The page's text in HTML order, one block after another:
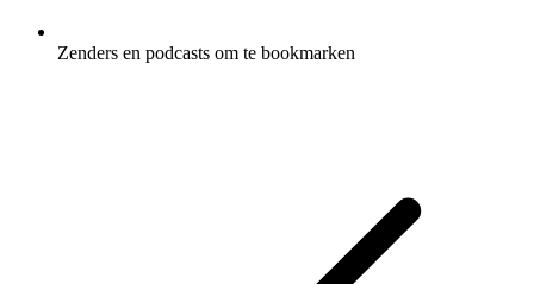
Zenders en podcasts om te bookmarken